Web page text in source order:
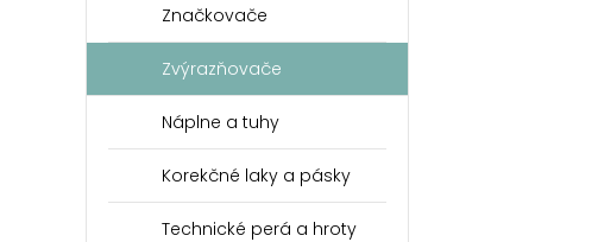
Značkovače
Zvýrazňovače
Náplne a tuhy
Korekčné laky a pásky
Technické perá a hroty